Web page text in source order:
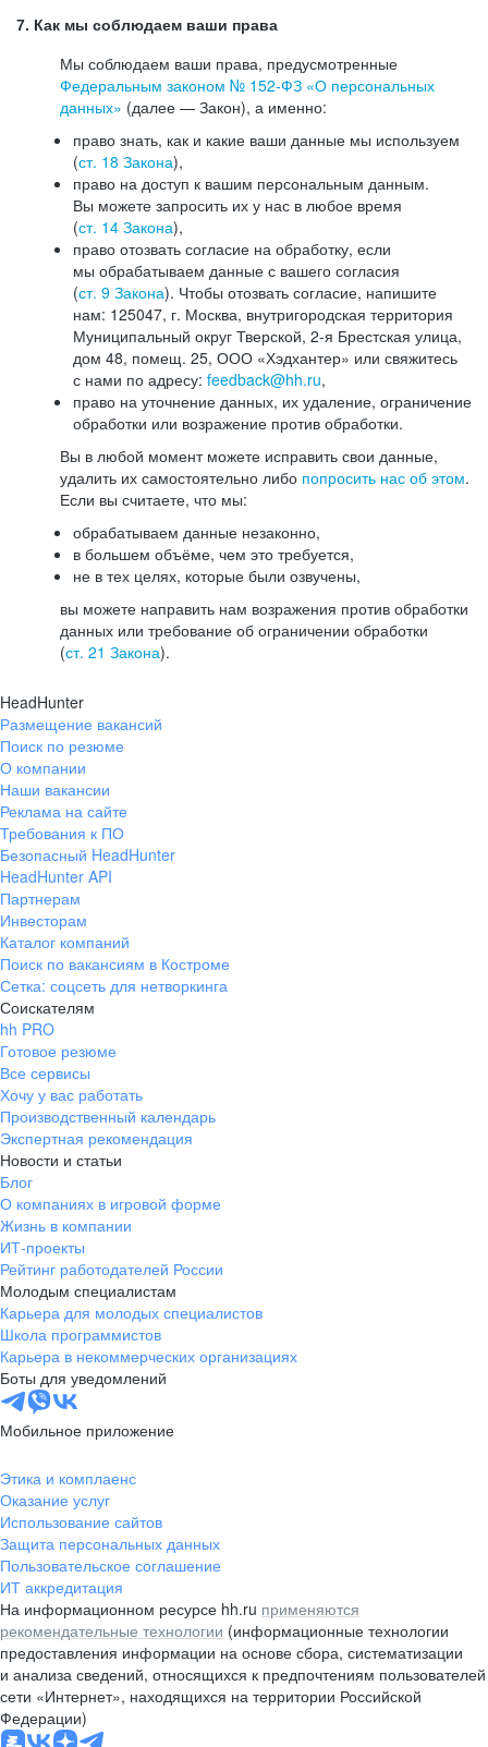
7. Как мы соблюдаем ваши права
Мы соблюдаем ваши права, предусмотренные
Федеральным законом № 152-ФЗ «О персональных
данных» (далее — Закон), а именно:
право знать, как и какие ваши данные мы используем
(ст. 18 Закона),
право на доступ к вашим персональным данным.
Вы можете запросить их у нас в любое время
(ст. 14 Закона),
право отозвать согласие на обработку, если
мы обрабатываем данные с вашего согласия
(ст. 9 Закона). Чтобы отозвать согласие, напишите
нам: 125047, г. Москва, внутригородская территория
Муниципальный округ Тверской, 2-я Брестская улица,
дом 48, помещ. 25, ООО «Хэдхантер» или свяжитесь
с нами по адресу: feedback@hh.ru,
право на уточнение данных, их удаление, ограничение
обработки или возражение против обработки.
Вы в любой момент можете исправить свои данные,
удалить их самостоятельно либо попросить нас об этом.
Если вы считаете, что мы:
обрабатываем данные незаконно,
в большем объёме, чем это требуется,
не в тех целях, которые были озвучены,
вы можете направить нам возражения против обработки
данных или требование об ограничении обработки
(ст. 21 Закона).
HeadHunter
Размещение вакансий
Поиск по резюме
О компании
Наши вакансии
Реклама на сайте
Требования к ПО
Безопасный HeadHunter
HeadHunter API
Партнерам
Инвесторам
Каталог компаний
Поиск по вакансиям в Костроме
Сетка: соцсеть для нетворкинга
Соискателям
hh PRO
Готовое резюме
Все сервисы
Хочу у вас работать
Производственный календарь
Экспертная рекомендация
Новости и статьи
Блог
О компаниях в игровой форме
Жизнь в компании
ИТ-проекты
Рейтинг работодателей России
Молодым специалистам
Карьера для молодых специалистов
Школа программистов
Карьера в некоммерческих организациях
Боты для уведомлений
Мобильное приложение
Этика и комплаенс
Оказание услуг
Использование сайтов
Защита персональных данных
Пользовательское соглашение
ИТ аккредитация
На информационном ресурсе hh.ru применяются
рекомендательные технологии (информационные технологии
предоставления информации на основе сбора, систематизации
и анализа сведений, относящихся к предпочтениям пользователей
сети «Интернет», находящихся на территории Российской
Федерации)